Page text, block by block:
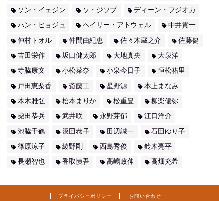
ソン・イェジン ソ・ジソブ ディーン・フジオカ
ハン・ヒョジュ ヘイリー・アトウェル 中井貴一
仲村トオル 仲間由紀恵 佐々木蔵之介 佐藤健
吉田栄作 坂口健太郎 大地真央 大泉洋
寺脇康文 小松菜奈 小泉今日子 恒松祐里
戸田恵梨香 斎藤工 星野源 本上まなみ
本木雅弘 松本まりか 松重豊 柳楽優弥
柴田恭兵 武井咲 永野芽郁 江口洋介
池脇千鶴 深田恭子 田辺誠一 石田ゆり子
篠原涼子 綾野剛 西島秀俊 鈴木亮平
長瀬智也 香取慎吾 高嶋政伸 高畑充希
プライバシーポリシー お問い合わせ